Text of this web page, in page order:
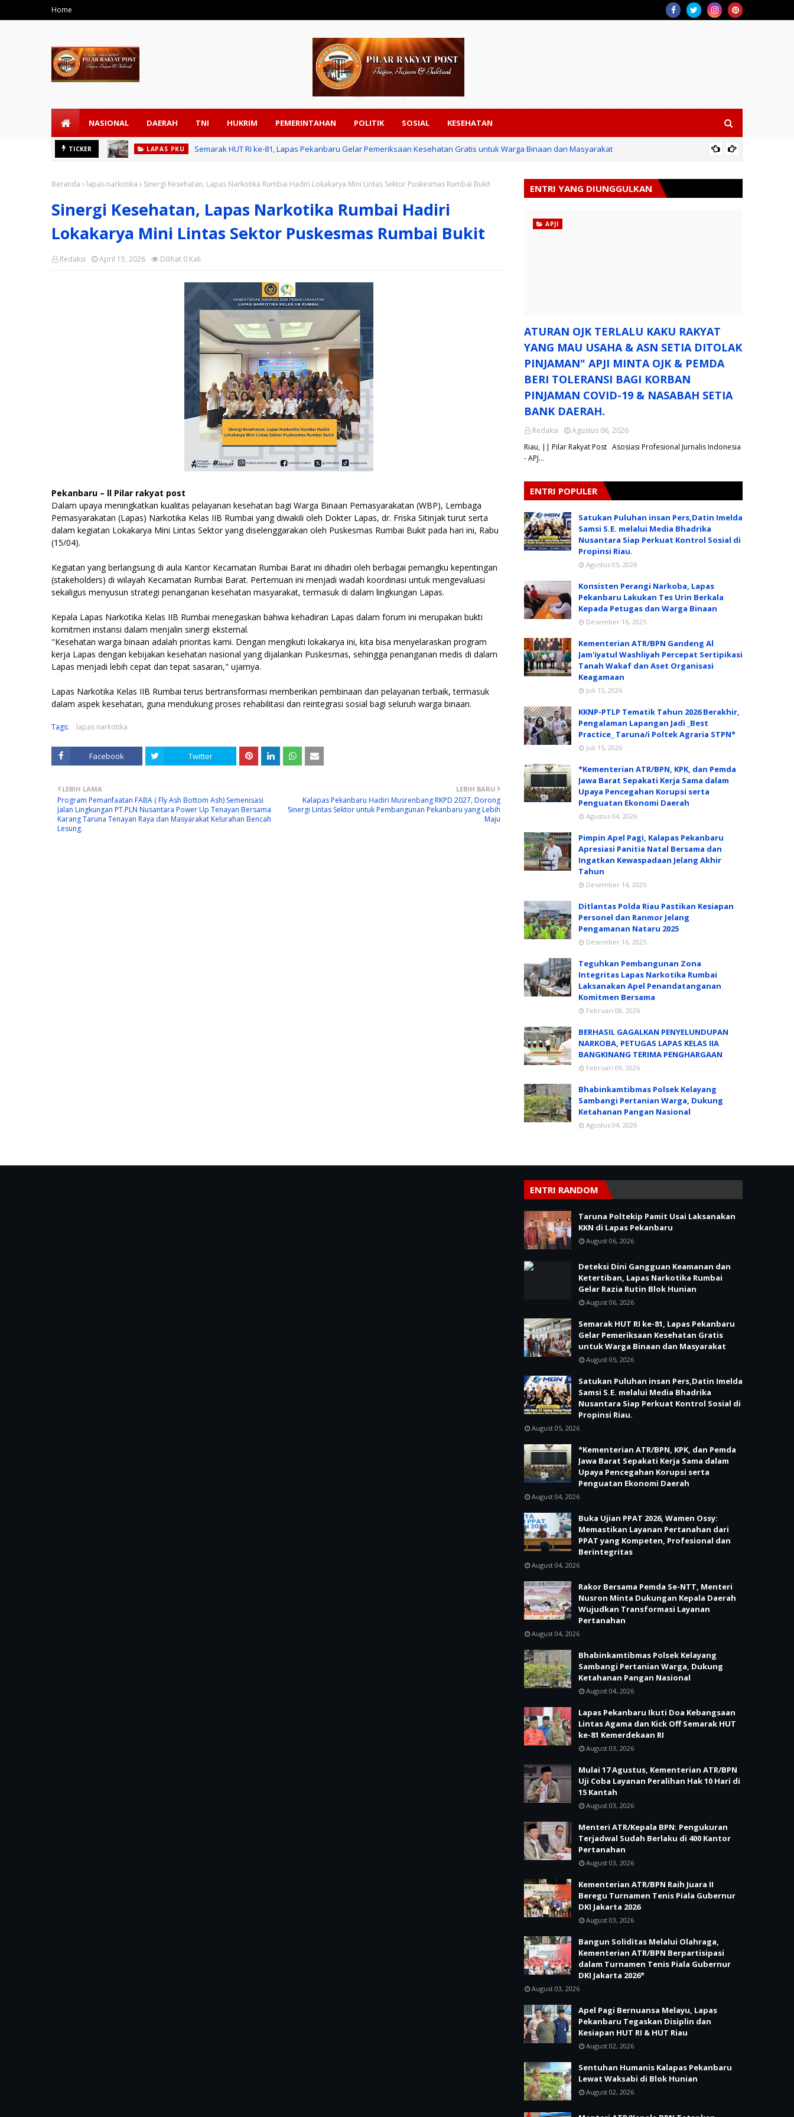
Home
NASIONAL DAERAH TNI HUKRIM PEMERINTAHAN POLITIK SOSIAL KESEHATAN
TICKER LAPAS PKU Semarak HUT RI ke-81, Lapas Pekanbaru Gelar Pemeriksaan Kesehatan Gratis untuk Warga Binaan dan Masyarakat
Beranda lapas narkotika Sinergi Kesehatan, Lapas Narkotika Rumbai Hadiri Lokakarya Mini Lintas Sektor Puskesmas Rumbai Bukit
Sinergi Kesehatan, Lapas Narkotika Rumbai Hadiri
Lokakarya Mini Lintas Sektor Puskesmas Rumbai Bukit
Redaksi Dilihat 0 Kali
April 15, 2026
Pekanbaru – ll Pilar rakyat post
Dalam upaya meningkatkan kualitas pelayanan kesehatan bagi Warga Binaan Pemasyarakatan (WBP), Lembaga
Pemasyarakatan (Lapas) Narkotika Kelas IIB Rumbai yang diwakili oleh Dokter Lapas, dr. Friska Sitinjak turut serta
dalam kegiatan Lokakarya Mini Lintas Sektor yang diselenggarakan oleh Puskesmas Rumbai Bukit pada hari ini, Rabu
(15/04).
Kegiatan yang berlangsung di aula Kantor Kecamatan Rumbai Barat ini dihadiri oleh berbagai pemangku kepentingan
(stakeholders) di wilayah Kecamatan Rumbai Barat. Pertemuan ini menjadi wadah koordinasi untuk mengevaluasi
sekaligus menyusun strategi penanganan kesehatan masyarakat, termasuk di dalam lingkungan Lapas.
Kepala Lapas Narkotika Kelas IIB Rumbai menegaskan bahwa kehadiran Lapas dalam forum ini merupakan bukti
komitmen instansi dalam menjalin sinergi eksternal.
"Kesehatan warga binaan adalah prioritas kami. Dengan mengikuti lokakarya ini, kita bisa menyelaraskan program
kerja Lapas dengan kebijakan kesehatan nasional yang dijalankan Puskesmas, sehingga penanganan medis di dalam
Lapas menjadi lebih cepat dan tepat sasaran," ujarnya.
Lapas Narkotika Kelas IIB Rumbai terus bertransformasi memberikan pembinaan dan pelayanan terbaik, termasuk
dalam aspek kesehatan, guna mendukung proses rehabilitasi dan reintegrasi sosial bagi seluruh warga binaan.
Tags: lapas narkotika
Facebook Twitter
LEBIH BARU
Kalapas Pekanbaru Hadiri Musrenbang RKPD 2027, Dorong
Sinergi Lintas Sektor untuk Pembangunan Pekanbaru yang Lebih
Maju
LEBIH LAMA
Program Pemanfaatan FABA ( Fly Ash Bottom Ash) Semenisasi
Jalan Lingkungan PT.PLN Nusantara Power Up Tenayan Bersama
Karang Taruna Tenayan Raya dan Masyarakat Kelurahan Bencah
Lesung.
ENTRI YANG DIUNGGULKAN
APJI
ATURAN OJK TERLALU KAKU RAKYAT
YANG MAU USAHA & ASN SETIA DITOLAK
PINJAMAN" APJI MINTA OJK & PEMDA
BERI TOLERANSI BAGI KORBAN
PINJAMAN COVID-19 & NASABAH SETIA
BANK DAERAH.
Redaksi
Agustus 06, 2026
Riau, || Pilar Rakyat Post Asosiasi Profesional Jurnalis Indonesia
- APJ…
ENTRI POPULER
Satukan Puluhan insan Pers,Datin Imelda
Samsi S.E. melalui Media Bhadrika
Nusantara Siap Perkuat Kontrol Sosial di
Propinsi Riau.
Agustus 05, 2026
Konsisten Perangi Narkoba, Lapas
Pekanbaru Lakukan Tes Urin Berkala
Kepada Petugas dan Warga Binaan
Desember 16, 2025
Kementerian ATR/BPN Gandeng Al
Jam'iyatul Washliyah Percepat Sertipikasi
Tanah Wakaf dan Aset Organisasi
Keagamaan
Juli 15, 2026
KKNP-PTLP Tematik Tahun 2026 Berakhir,
Pengalaman Lapangan Jadi _Best
Practice_ Taruna/i Poltek Agraria STPN*
Juli 15, 2026
*Kementerian ATR/BPN, KPK, dan Pemda
Jawa Barat Sepakati Kerja Sama dalam
Upaya Pencegahan Korupsi serta
Penguatan Ekonomi Daerah
Agustus 04, 2026
Pimpin Apel Pagi, Kalapas Pekanbaru
Apresiasi Panitia Natal Bersama dan
Ingatkan Kewaspadaan Jelang Akhir
Tahun
Desember 14, 2025
Ditlantas Polda Riau Pastikan Kesiapan
Personel dan Ranmor Jelang
Pengamanan Nataru 2025
Desember 16, 2025
Teguhkan Pembangunan Zona
Integritas Lapas Narkotika Rumbai
Laksanakan Apel Penandatanganan
Komitmen Bersama
Februari 08, 2026
BERHASIL GAGALKAN PENYELUNDUPAN
NARKOBA, PETUGAS LAPAS KELAS IIA
BANGKINANG TERIMA PENGHARGAAN
Februari 09, 2026
Bhabinkamtibmas Polsek Kelayang
Sambangi Pertanian Warga, Dukung
Ketahanan Pangan Nasional
Agustus 04, 2026
ENTRI RANDOM
Taruna Poltekip Pamit Usai Laksanakan
KKN di Lapas Pekanbaru
August 06, 2026
Deteksi Dini Gangguan Keamanan dan
Ketertiban, Lapas Narkotika Rumbai
Gelar Razia Rutin Blok Hunian
August 06, 2026
Semarak HUT RI ke-81, Lapas Pekanbaru
Gelar Pemeriksaan Kesehatan Gratis
untuk Warga Binaan dan Masyarakat
August 05, 2026
Satukan Puluhan insan Pers,Datin Imelda
Samsi S.E. melalui Media Bhadrika
Nusantara Siap Perkuat Kontrol Sosial di
Propinsi Riau.
August 05, 2026
*Kementerian ATR/BPN, KPK, dan Pemda
Jawa Barat Sepakati Kerja Sama dalam
Upaya Pencegahan Korupsi serta
Penguatan Ekonomi Daerah
August 04, 2026
Buka Ujian PPAT 2026, Wamen Ossy:
Memastikan Layanan Pertanahan dari
PPAT yang Kompeten, Profesional dan
Berintegritas
August 04, 2026
Rakor Bersama Pemda Se-NTT, Menteri
Nusron Minta Dukungan Kepala Daerah
Wujudkan Transformasi Layanan
Pertanahan
August 04, 2026
Bhabinkamtibmas Polsek Kelayang
Sambangi Pertanian Warga, Dukung
Ketahanan Pangan Nasional
August 04, 2026
Lapas Pekanbaru Ikuti Doa Kebangsaan
Lintas Agama dan Kick Off Semarak HUT
ke-81 Kemerdekaan RI
August 03, 2026
Mulai 17 Agustus, Kementerian ATR/BPN
Uji Coba Layanan Peralihan Hak 10 Hari di
15 Kantah
August 03, 2026
Menteri ATR/Kepala BPN: Pengukuran
Terjadwal Sudah Berlaku di 400 Kantor
Pertanahan
August 03, 2026
Kementerian ATR/BPN Raih Juara II
Beregu Turnamen Tenis Piala Gubernur
DKI Jakarta 2026
August 03, 2026
Bangun Soliditas Melalui Olahraga,
Kementerian ATR/BPN Berpartisipasi
dalam Turnamen Tenis Piala Gubernur
DKI Jakarta 2026*
August 03, 2026
Apel Pagi Bernuansa Melayu, Lapas
Pekanbaru Tegaskan Disiplin dan
Kesiapan HUT RI & HUT Riau
August 02, 2026
Sentuhan Humanis Kalapas Pekanbaru
Lewat Waksabi di Blok Hunian
August 02, 2026